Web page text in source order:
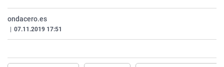
ondacero.es
07.11.2019 17:51